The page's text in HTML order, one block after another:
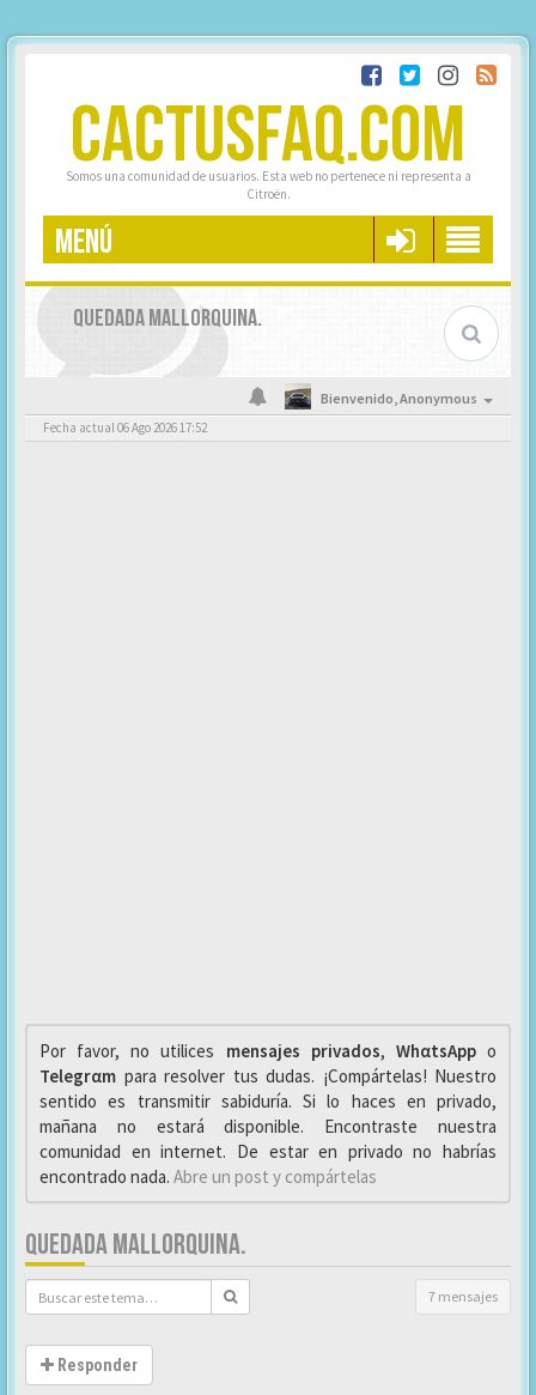
CACTUSFAQ.COM
Somos una comunidad de usuarios. Esta web no pertenece ni representa a
Citroën.
MENÚ
QUEDADA MALLORQUINA.
Bienvenido,Anonymous
Fecha actual 06 Ago 2026 17:52
Por favor, no utilices mensajes privados, WhαtsAppo
Telegrαm para resolver tus dudas. ¡Compártelas! Nuestro
sentido es transmitir sabiduría. Si lo haces en privado,
mañana no estará disponible. Encontraste nuestra
comunidad en internet. De estar en privado no habrías
encontrado nada. Abre un post y compártelas
QUEDADA MALLORQUINA.
7 mensajes
Responder